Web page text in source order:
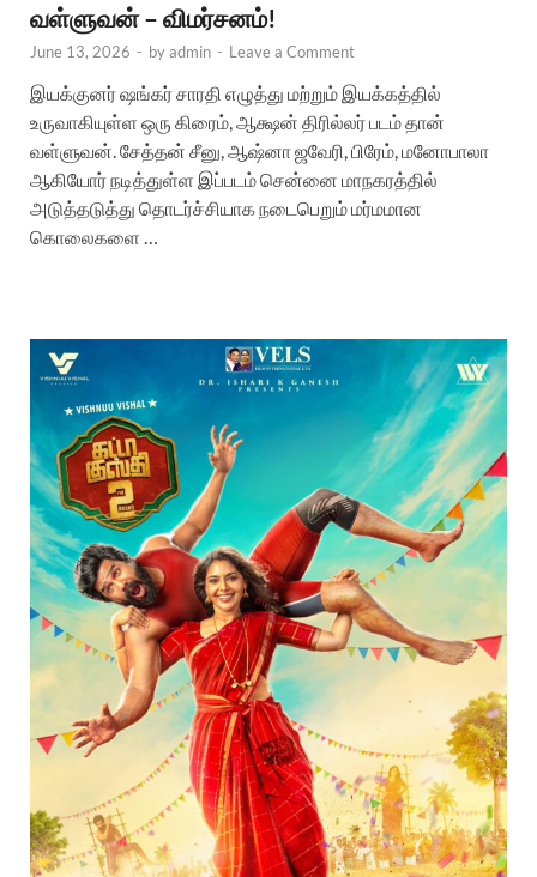
வள்ளுவன் – விமர்சனம்!
June 13, 2026 - byadmin - Leave a Comment
இயக்குனர் ஷங்கர் சாரதி எழுத்து மற்றும் இயக்கத்தில்
உருவாகியுள்ள ஒரு கிரைம், ஆக்ஷன் திரில்லர் படம் தான்
வள்ளுவன். சேத்தன் சீனு, ஆஷ்னா ஜவேரி, பிரேம், மனோபாலா
ஆகியோர் நடித்துள்ள இப்படம் சென்னை மாநகரத்தில்
அடுத்தடுத்து தொடர்ச்சியாக நடைபெறும் மர்மமான
கொலைகளை …